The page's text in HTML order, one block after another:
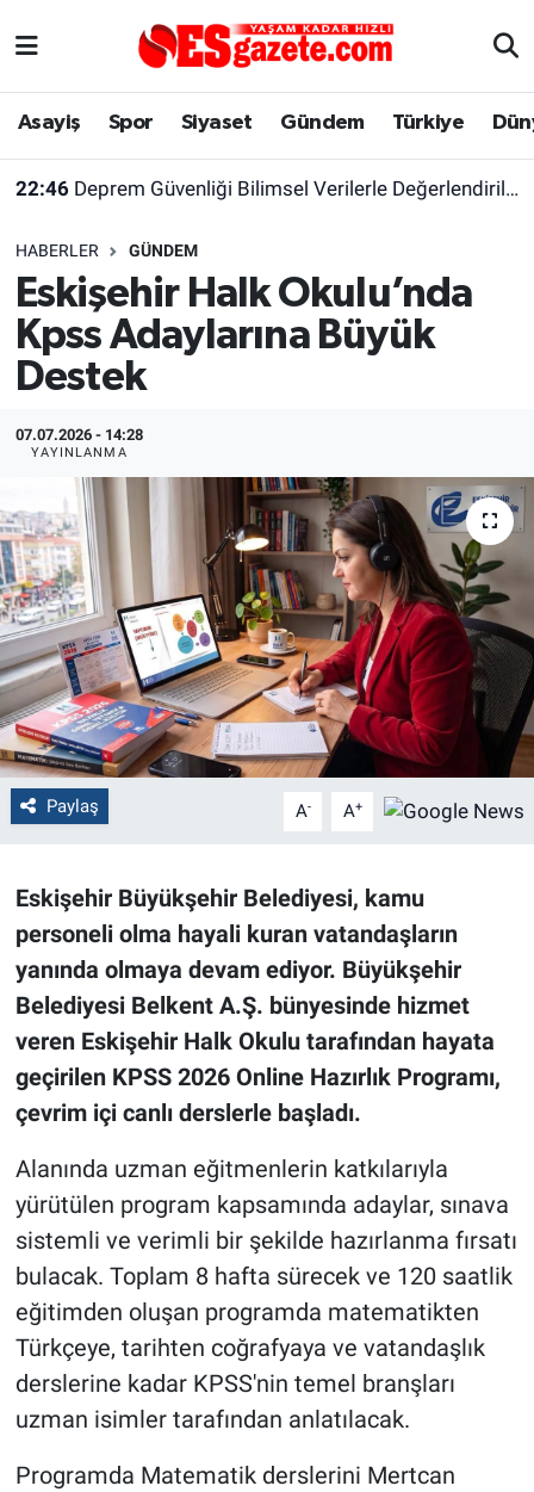
Asayiş Spor Siyaset Gündem Türkiye
22:46 Deprem Güvenliği Bilimsel Verilerle Değerlendirilmeli
HABERLER GÜNDEM
Eskişehir Halk Okulu’nda
Kpss Adaylarına Büyük
Destek
07.07.2026 - 14:28
YAYINLANMA
Paylaş A- A+
Eskişehir Büyükşehir Belediyesi, kamu
personeli olma hayali kuran vatandaşların
yanında olmaya devam ediyor. Büyükşehir
Belediyesi Belkent A.Ş. bünyesinde hizmet
veren Eskişehir Halk Okulu tarafından hayata
geçirilen KPSS 2026 Online Hazırlık Programı,
çevrim içi canlı derslerle başladı.
Alanında uzman eğitmenlerin katkılarıyla
yürütülen program kapsamında adaylar, sınava
sistemli ve verimli bir şekilde hazırlanma fırsatı
bulacak. Toplam 8 hafta sürecek ve 120 saatlik
eğitimden oluşan programda matematikten
Türkçeye, tarihten coğrafyaya ve vatandaşlık
derslerine kadar KPSS'nin temel branşları
uzman isimler tarafından anlatılacak.
Programda Matematik derslerini Mertcan
Asayiş
Gündem
Türkiye
Dünya
Sağlık
Alış-Veriş/İş dünyası
Yaşam
Eskişehirspor Arşivi
Eskişehir Arşivi
Röportaj
Ekonomi
Kültür Sanat
Politika
Bilecik
Kütahya
Gezi
Genel
Yerel
Magazin
Bilim ve Teknoloji
Eskişehir Nöbetçi Eczaneler
Süper Lig Puan Durumu ve Fikstür
Tüm Manşetler
Son Dakika Haberleri
Haber Arşivi